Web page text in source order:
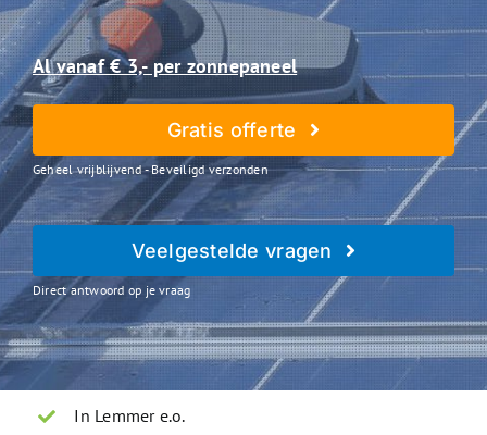
Al vanaf € 3,- per zonnepaneel
Gratis offerte
Geheel vrijblijvend - Beveiligd verzonden
Veelgestelde vragen
Direct antwoord op je vraag
In Lemmer e.o.